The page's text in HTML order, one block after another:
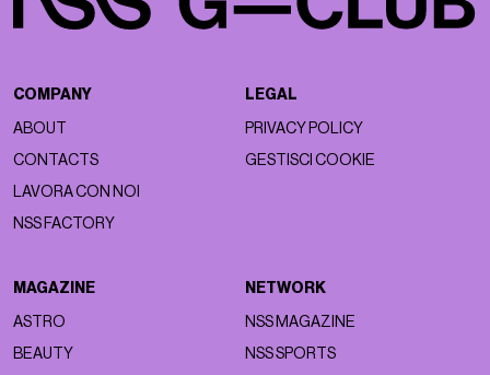
COMPANY
ABOUT
CONTACTS
LAVORA CON NOI
NSS FACTORY
LEGAL
PRIVACY POLICY
GESTISCI COOKIE
MAGAZINE
ASTRO
BEAUTY
NETWORK
NSS MAGAZINE
NSS SPORTS